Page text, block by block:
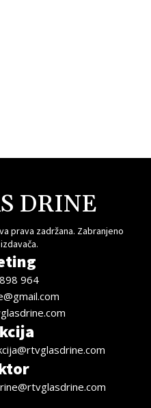
DRINE
prava zadržana. Zabranjeno
964